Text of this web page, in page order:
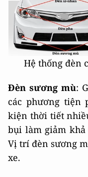
Hệ thống đèn
Đèn sương mù:
các phương tiện
kiện thời tiết
bụi làm giảm
Vị trí đèn sương
xe.